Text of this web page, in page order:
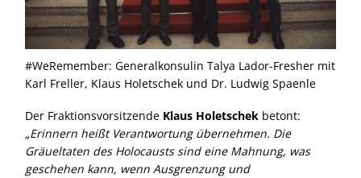
#WeRemember: Generalkonsulin Talya Lador-Fresher mit
Karl Freller, Klaus Holetschek und Dr. Ludwig Spaenle
Der Fraktionsvorsitzende Klaus Holetschek betont:
Erinnern heißt Verantwortung übernehmen. Die
Gräueltaten des Holocausts sind eine Mahnung, was
geschehen kann, wenn Ausgrenzung und